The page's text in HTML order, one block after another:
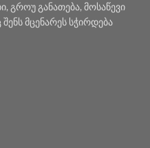
გროუ განათება, მოსაწევი
მცენარეს სჭირდება